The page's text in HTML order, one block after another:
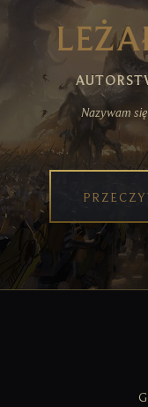
Nazywam